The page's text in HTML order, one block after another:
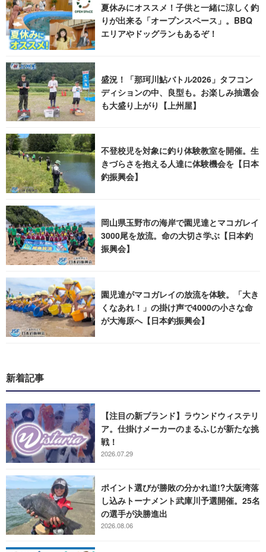
夏休みにオススメ！子供と一緒に涼しく釣
りが出来る「オープンスペース」。BBQ
エリアやドッグランもあるぞ！
盛況！「那珂川鮎バトル2026」タフコン
ディションの中、良型も。お楽しみ抽選会
も大盛り上がり【上州屋】
不登校児を対象に釣り体験教室を開催。生
きづらさを抱える人達に体験機会を【日本
釣振興会】
岡山県玉野市の海岸で園児達とマコガレイ
3000尾を放流。命の大切さ学ぶ【日本釣
振興会】
園児達がマコガレイの放流を体験。「大き
くなあれ！」の掛け声で4000の小さな命
が大海原へ【日本釣振興会】
新着記事
【注目の新ブランド】ラウンドウィステリ
ア。仕掛けメーカーのまるふじが新たな挑
戦！
2026.07.29
ポイント選びが勝敗の分かれ道!?大阪湾落
し込みトーナメント武庫川予選開催。25名
の選手が決勝進出
2026.08.06